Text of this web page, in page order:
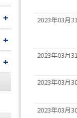
2023年03月
2023年03月
2023年03月
2023年03月